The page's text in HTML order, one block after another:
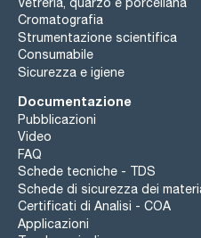
Cromatografia
Strumentazione scientifica
Consumabile
Sicurezza e igiene
Documentazione
Pubblicazioni
Video
FAQ
Schede tecniche - TDS
Schede di sicurezza dei
Certificati di Analisi - COA
Applicazioni